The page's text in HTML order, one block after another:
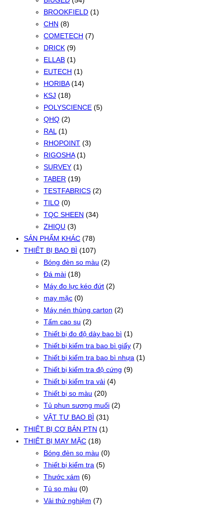
BROOKFIELD (1)
CHN (8)
COMETECH (7)
DRICK (9)
ELLAB (1)
EUTECH (1)
HORIBA (14)
KSJ (18)
POLYSCIENCE (5)
QHQ (2)
RAL (1)
RHOPOINT (3)
RIGOSHA (1)
SURVEY (1)
TABER (19)
TESTFABRICS (2)
TILO (0)
TQC SHEEN (34)
ZHIQU (3)
SẢN PHẨM KHÁC (78)
THIẾT BỊ BAO BÌ (107)
Bóng đèn so màu (2)
Đá mài (18)
Máy đo lực kéo đứt (2)
may mặc (0)
Máy nén thùng carton (2)
Tấm cao su (2)
Thiết bị đo độ dày bao bì (1)
Thiết bị kiểm tra bao bì giấy (7)
Thiết bị kiểm tra bao bì nhựa (1)
Thiết bị kiểm tra độ cứng (9)
Thiết bị kiểm tra vải (4)
Thiết bị so màu (20)
Tủ phun sương muối (2)
VẬT TƯ BAO BÌ (31)
THIẾT BỊ CƠ BẢN PTN (1)
THIẾT BỊ MAY MẶC (18)
Bóng đèn so màu (0)
Thiết bị kiểm tra (5)
Thước xám (6)
Tủ so màu (0)
Vải thử nghiệm (7)